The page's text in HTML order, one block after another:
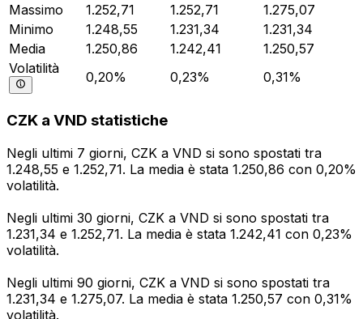
Massimo
1.252,71 1.252,71
1.275,07
Minimo
1.248,55 1.231,34
1.231,34
Media
1.250,86 1.242,41
1.250,57
Volatilità
0,20% 0,23% 0,31%
CZK a VND statistiche
Negli ultimi 7 giorni, CZK a VND si sono spostati tra
1.248,55 e 1.252,71. La media è stata 1.250,86 con 0,20%
volatilità.
Negli ultimi 30 giorni, CZK a VND si sono spostati tra
1.231,34 e 1.252,71. La media è stata 1.242,41 con 0,23%
volatilità.
Negli ultimi 90 giorni, CZK a VND si sono spostati tra
1.231,34 e 1.275,07. La media è stata 1.250,57 con 0,31%
volatilità.